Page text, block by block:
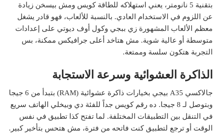
بتقنية 5 نانومتر، يعني استهلاكه للطاقة كويس ومش بيسخن زيادة
عن اللزوم في الاستخدام العادي. بالنسبة للألعاب، فهو قادر يشغل
معظم الألعاب المشهورة زي ببجي وكول أوف ديوتي على إعدادات
متوسطة أو عالية شوية. مش هتاخد أعلى جرافيكس ممكنة، بس
التجربة هتكون سلسة وممتعة.
الذاكرة العشوائية وسرعة الاستجابة
جالاكسي A35 بيجي بخيارات ذاكرة عشوائية (RAM) بتبدأ من 6 جيجا
وبتوصل لـ 8 جيجا. ده رقم كويس جداً للفئة دي وبيخلي الهاتف سريع
في التنقل بين التطبيقات المختلفة. لما تفتح كذا تطبيق في نفس
الوقت أو ترجع لتطبيق كنت فاتحه من فترة، مش هتحس بتأخير كبير.